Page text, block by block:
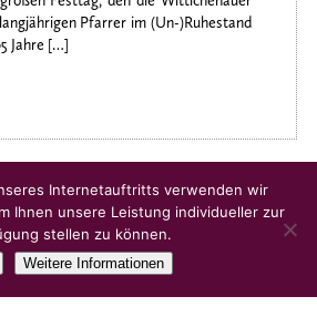
Pfarrer im (Un-)Ruhestand
Jahre […]
Internetauftritts verwenden wir
Ihnen unsere Leistung individueller zur
stellen zu können.
Weitere Informationen